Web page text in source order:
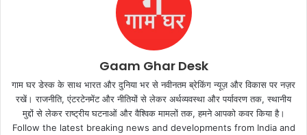
Gaam Ghar Desk
गाम घर डेस्क के साथ भारत और दुनिया भर से नवीनतम ब्रेकिंग न्यूज़ और विकास पर नज़र
रखें। राजनीति, एंटरटेनमेंट और नीतियों से लेकर अर्थव्यवस्था और पर्यावरण तक, स्थानीय
मुद्दों से लेकर राष्ट्रीय घटनाओं और वैश्विक मामलों तक, हमने आपको कवर किया है।
Follow the latest breaking news and developments from India and